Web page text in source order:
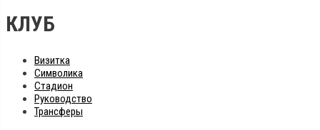
КЛУБ
Визитка
Символика
Стадион
Руководство
Трансферы